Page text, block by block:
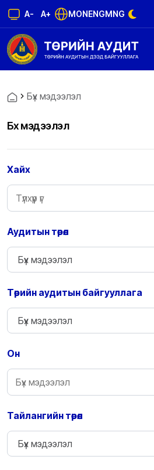
A- A+ MONENGMNG
Бүх мэдээлэл
Бүх мэдээлэл
Хайх
Аудитын төрөл
Төрийн аудитын байгууллага
Он
Тайлангийн төрөл